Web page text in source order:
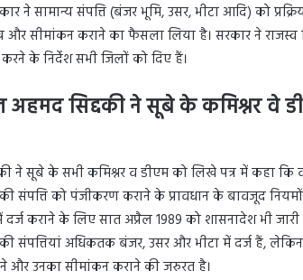
ने सामान्य संपत्ति (बंजर भूमि, उसर, भीटा आदि) को
और सीमांकन कराने का फैसला लिया है। सरकार ने
के निर्देश सभी जिलों को दिए हैं।
सिद्दकी ने सूबे के कमिश्नर वे
ने सूबे के सभी कमिश्नर व डीएम को लिखे पत्र में कहा कि
को पंजीकरण कराने के प्रावधान के बावजूद
कराने के लिए सात अप्रैल 1989 को शासनादेश भी
संपत्तियां अधिकतक बंजर, उसर और भीटा में दर्ज हैं,
और उनका सीमांकन कराने की जरुरत है।